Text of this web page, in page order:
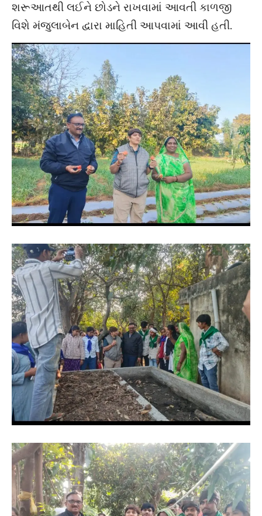
શરૂઆતથી લઈને છોડને રાખવામાં આવતી કાળજી
વિશે મંજુલાબેન દ્વારા માહિતી આપવામાં આવી હતી.